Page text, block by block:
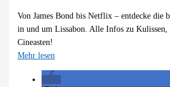
Von James Bond bis Netflix – entdecke die
in und um Lissabon. Alle Infos zu
Cineasten!
Mehr lesen